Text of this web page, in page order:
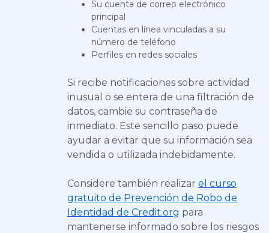
Su cuenta de correo electrónico
principal
Cuentas en línea vinculadas a su
número de teléfono
Perfiles en redes sociales
Si recibe notificaciones sobre actividad
inusual o se entera de una filtración de
datos, cambie su contraseña de
inmediato. Este sencillo paso puede
ayudar a evitar que su información sea
vendida o utilizada indebidamente.
Considere también realizar el curso
gratuito de Prevención de Robo de
Identidad de Credit.org para
mantenerse informado sobre los riesgos